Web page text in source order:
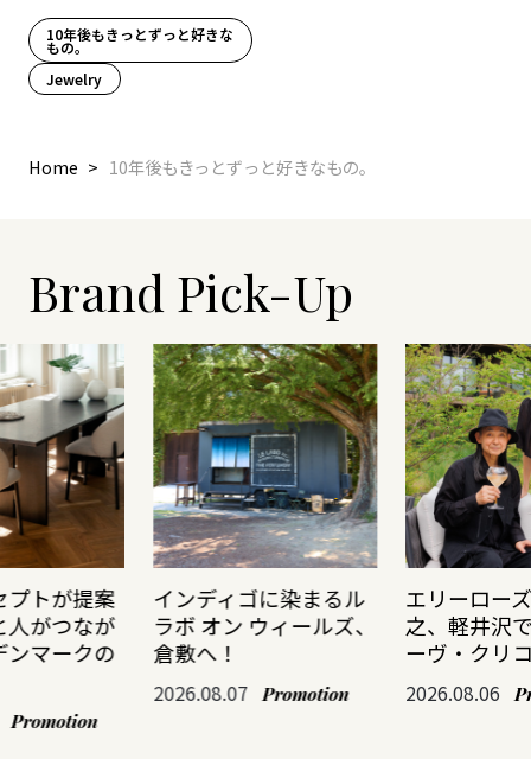
10年後もきっとずっと好きな
もの。
Jewelry
Home 10年後もきっとずっと好きなもの。
Brand Pick-Up
プトが提案
人がつなが
ンマークの
Promotion
インディゴに染まるル
ラボ オン ウィールズ、
倉敷へ！
2026.08.07 Promotion
エリーロー
之、軽井沢
ーヴ・クリ
2026.08.06